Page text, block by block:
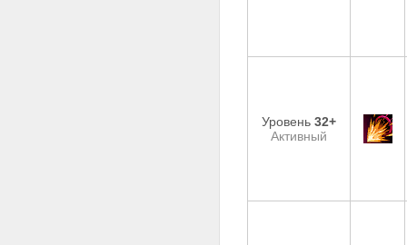
Уровень 32+
Активный